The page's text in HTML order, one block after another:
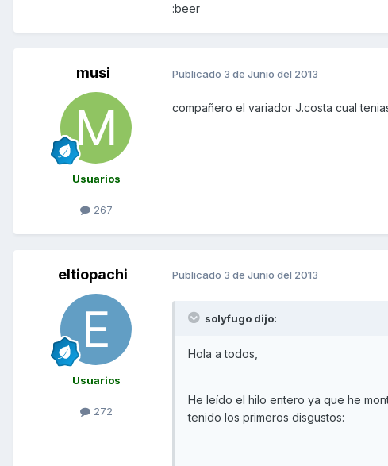
:beer
musi
Usuarios
267
Publicado 3 de Junio del 2013
compañero el variador J.costa cual
eltiopachi
Usuarios
272
Publicado 3 de Junio del 2013
solyfugo dijo:
Hola a todos,
He leído el hilo entero ya que he
tenido los primeros disgustos: